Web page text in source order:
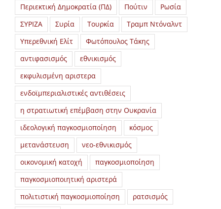
Περιεκτική Δημοκρατία (ΠΔ)
Πούτιν
Ρωσία
ΣΥΡΙΖΑ
Συρία Τουρκία
Τραμπ Ντόναλντ
Υπερεθνική Ελίτ
Φωτόπουλος Τάκης
αντιφασισμός
εθνικισμός
εκφυλισμένη αριστερα
ενδοϊμπεριαλιστικές αντιθέσεις
η στρατιωτική επέμβαση στην Ουκρανία
ιδεολογική παγκοσμιοποίηση
κόσμος
μετανάστευση
νεο-εθνικισμός
οικονομική κατοχή
παγκοσμιοποίηση
παγκοσμιοποιητική αριστερά
πολιτιστική παγκοσμιοποίηση
ρατσισμός